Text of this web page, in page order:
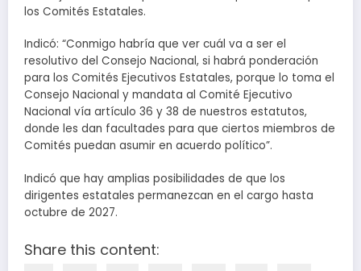
los Comités Estatales.
Indicó: “Conmigo habría que ver cuál va a ser el
resolutivo del Consejo Nacional, si habrá ponderación
para los Comités Ejecutivos Estatales, porque lo toma el
Consejo Nacional y mandata al Comité Ejecutivo
Nacional vía artículo 36 y 38 de nuestros estatutos,
donde les dan facultades para que ciertos miembros de
Comités puedan asumir en acuerdo político”.
Indicó que hay amplias posibilidades de que los
dirigentes estatales permanezcan en el cargo hasta
octubre de 2027.
Share this content: